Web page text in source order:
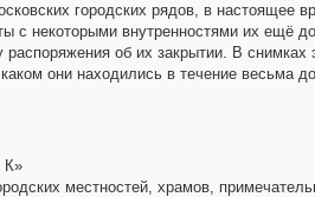
городских рядов, в настоящее
с некоторыми внутренностями их ещё до
распоряжения об их закрытии. В снимках
они находились в течение весьма
К»
местностей, храмов,